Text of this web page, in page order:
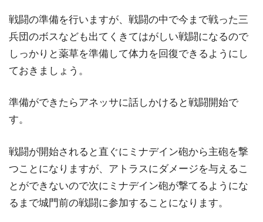
戦闘の準備を行いますが、戦闘の中で今まで戦った三
兵団のボスなども出てくきてはがしい戦闘になるので
しっかりと薬草を準備して体力を回復できるようにし
ておきましょう。
準備ができたらアネッサに話しかけると戦闘開始で
す。
戦闘が開始されると直ぐにミナデイン砲から主砲を撃
つことになりますが、アトラスにダメージを与えるこ
とができないので次にミナデイン砲が撃てるようにな
るまで城門前の戦闘に参加することになります。